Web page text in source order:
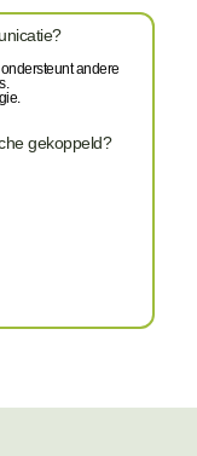
andere
gekoppeld?